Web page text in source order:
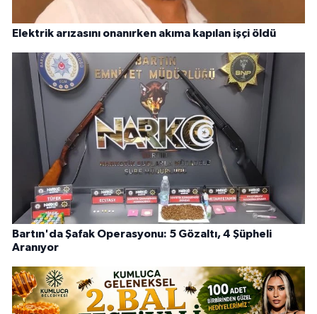
Elektrik arızasını onanırken akıma kapılan işçi öldü
Bartın'da Şafak Operasyonu: 5 Gözaltı, 4 Şüpheli
Aranıyor